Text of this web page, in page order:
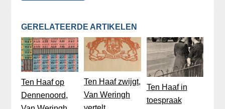
GERELATEERDE ARTIKELEN
Ten Haaf op
Dennenoord,
Ten Haaf zwijgt,
Van Weringh
Ten Haaf in
toespraak